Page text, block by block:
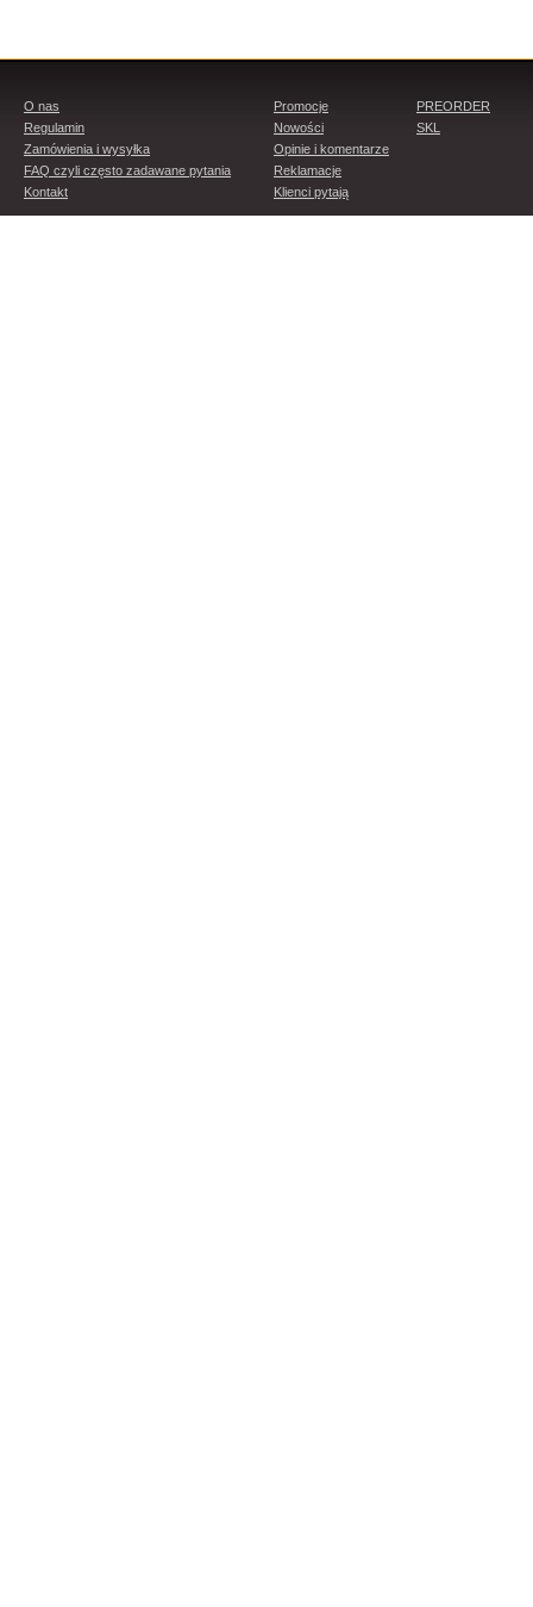
O nas
Regulamin
Zamówienia i wysyłka
FAQ czyli często zadawane pytania
Kontakt
Promocje
Nowości
Opinie i komentarze
Reklamacje
Klienci pytają
PREORDER
SKL